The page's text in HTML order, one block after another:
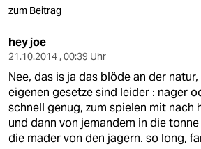
zum Beitrag
hey joe
21.10.2014 , 00:39 Uhr
Nee, das is ja das blöde an der
eigenen gesetze sind leider : nager
schnell genug, zum spielen mit nach
und dann von jemandem in die
die mader von den jagern. so long,